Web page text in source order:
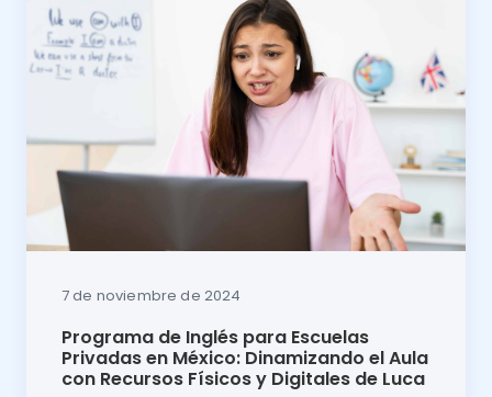
7 de noviembre de 2024
Programa de Inglés para Escuelas
Privadas en México: Dinamizando el Aula
con Recursos Físicos y Digitales de Luca